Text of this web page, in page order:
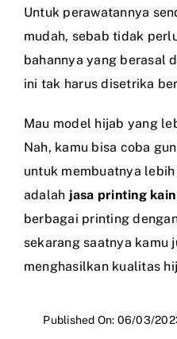
Untuk perawatannya
mudah, sebab tidak
bahannya yang berasal
ini tak harus disetrika
Mau model hijab yang
Nah, kamu bisa coba
untuk membuatnya
adalah jasa printing kain
berbagai printing
sekarang saatnya kamu
menghasilkan kualitas
Published On: 06/03/